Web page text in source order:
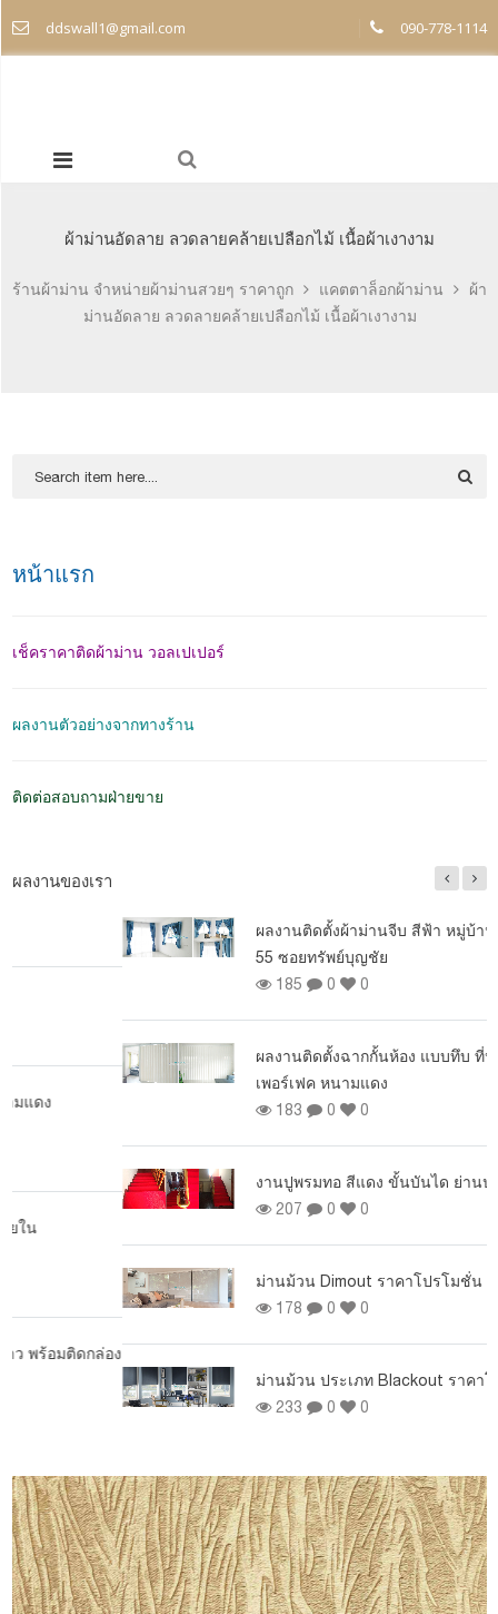
ddswall1@gmail.com 090-778-1114
ผ้าม่านอัดลาย ลวดลายคล้ายเปลือกไม้ เนื้อผ้าเงางาม
ร้านผ้าม่าน จำหน่ายผ้าม่านสวยๆ ราคาถูก แคตตาล็อกผ้าม่าน
ผ้า
ม่านอัดลาย ลวดลายคล้ายเปลือกไม้ เนื้อผ้าเงางาม
หน้าแรก
เช็คราคาติดผ้าม่าน วอลเปเปอร์
ผลงานตัวอย่างจากทางร้าน
ติดต่อสอบถามฝ่ายขาย
ผลงานของเรา
ผลงานติดตั้งผ้าม่านจีบ สีฟ้า หมู่บ้านนิรันดร์ วิลล์
55 ซอยทรัพย์บุญชัย
0
ผลงานติดตั้งฉากกั้นห้อง แบบทึบ ที่หมู่บ้านสุรริยา
เพอร์เฟค หนามแดง
0
งานปูพรมทอ สีแดง ขั้นบันได ย่านประชาชื่น
207
0 0
ม่านม้วน Dimout ราคาโปรโมชั่น
178
0 0
ม่านม้วน ประเภท Blackout ราคาโปรโมชั่น
233
0 0